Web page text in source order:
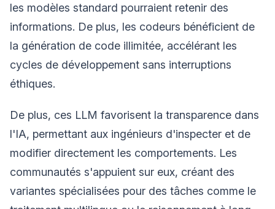
les modèles standard pourraient retenir des
informations. De plus, les codeurs bénéficient de
la génération de code illimitée, accélérant les
cycles de développement sans interruptions
éthiques.
De plus, ces LLM favorisent la transparence dans
l'IA, permettant aux ingénieurs d'inspecter et de
modifier directement les comportements. Les
communautés s'appuient sur eux, créant des
variantes spécialisées pour des tâches comme le